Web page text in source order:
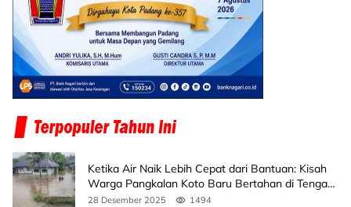
Ketika Air Naik Lebih Cepat dari Bantuan: Kisah
Warga Pangkalan Koto Baru Bertahan di Tengah
Banjir
28 Desember 2025 1494